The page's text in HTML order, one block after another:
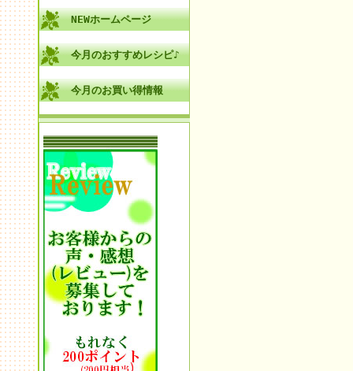
NEWホームページ
今月のおすすめレシピ♪
今月のお買い得情報